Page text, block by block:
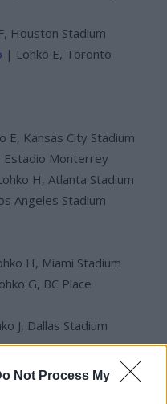
Not Process My
Houston Stadium
| Lohko E, Toronto
E, Kansas City Stadium
Estadio Monterrey
H, Atlanta Stadium
Angeles Stadium
H, Miami Stadium
G, BC Place
J, Dallas Stadium
Stadium